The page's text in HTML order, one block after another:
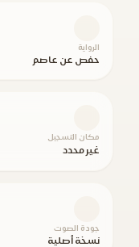
الرواية
حفص عن عاصم
مكان التسجيل
غير محدد
جودة الصوت
نسخة أصلية